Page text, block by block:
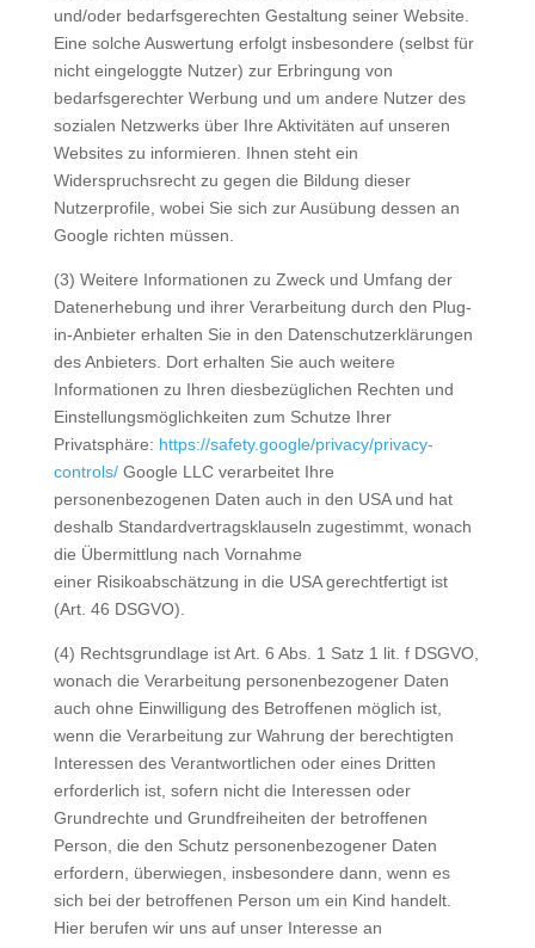
und/oder bedarfsgerechten Gestaltung seiner Website.
Eine solche Auswertung erfolgt insbesondere (selbst für
nicht eingeloggte Nutzer) zur Erbringung von
bedarfsgerechter Werbung und um andere Nutzer des
sozialen Netzwerks über Ihre Aktivitäten auf unseren
Websites zu informieren. Ihnen steht ein
Widerspruchsrecht zu gegen die Bildung dieser
Nutzerprofile, wobei Sie sich zur Ausübung dessen an
Google richten müssen.
(3) Weitere Informationen zu Zweck und Umfang der
Datenerhebung und ihrer Verarbeitung durch den Plug-
in-Anbieter erhalten Sie in den Datenschutzerklärungen
des Anbieters. Dort erhalten Sie auch weitere
Informationen zu Ihren diesbezüglichen Rechten und
Einstellungsmöglichkeiten zum Schutze Ihrer
Privatsphäre: https://safety.google/privacy/privacy-
controls/Google LLC verarbeitet Ihre
personenbezogenen Daten auch in den USA und hat
deshalb Standardvertragsklauseln zugestimmt, wonach
die Übermittlung nach Vornahme
einer Risikoabschätzung in die USA gerechtfertigt ist
(Art. 46 DSGVO).
(4) Rechtsgrundlage ist Art. 6 Abs. 1 Satz 1 lit. f DSGVO,
wonach die Verarbeitung personenbezogener Daten
auch ohne Einwilligung des Betroffenen möglich ist,
wenn die Verarbeitung zur Wahrung der berechtigten
Interessen des Verantwortlichen oder eines Dritten
erforderlich ist, sofern nicht die Interessen oder
Grundrechte und Grundfreiheiten der betroffenen
Person, die den Schutz personenbezogener Daten
erfordern, überwiegen, insbesondere dann, wenn es
sich bei der betroffenen Person um ein Kind handelt.
Hier berufen wir uns auf unser Interesse an